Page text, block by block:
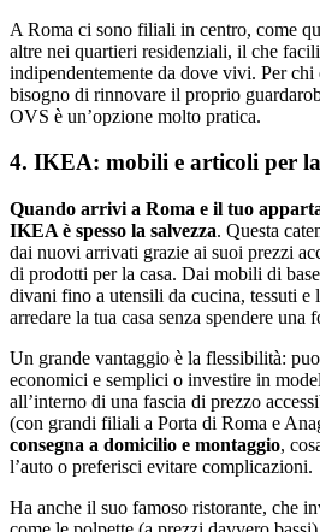
A Roma ci sono filiali in centro, come
altre nei quartieri residenziali, il che
indipendentemente da dove vivi. Per chi
bisogno di rinnovare il proprio
OVS è un’opzione molto pratica.
4. IKEA: mobili e articoli per la
Quando arrivi a Roma e il tuo
IKEA è spesso la salvezza. Questa
dai nuovi arrivati grazie ai suoi prezzi
di prodotti per la casa. Dai mobili di
divani fino a utensili da cucina, tessuti e
arredare la tua casa senza spendere una
Un grande vantaggio è la flessibilità:
economici e semplici o investire in
all’interno di una fascia di prezzo
(con grandi filiali a Porta di Roma e
consegna a domicilio e montaggio,
l’auto o preferisci evitare complicazioni.
Ha anche il suo famoso ristorante, che